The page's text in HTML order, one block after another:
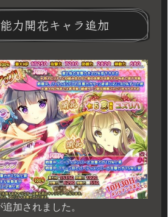
力開花キャラ追加
加されました。